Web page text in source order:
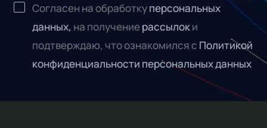
Согласен на обработкуперсональных
данных, на получениерассылоки
подтверждаю, что ознакомился с Политикой
конфиденциальности персональных данных